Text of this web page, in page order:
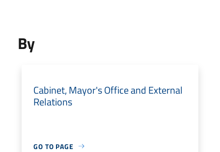
By
Cabinet, Mayor's Office and External
Relations
GO TO PAGE